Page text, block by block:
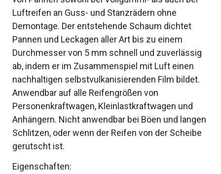
Luftreifen an Guss- und Stanzrädern ohne
Demontage. Der entstehende Schaum dichtet
Pannen und Leckagen aller Art bis zu einem
Durchmesser von 5 mm schnell und zuverlässig
ab, indem er im Zusammenspiel mit Luft einen
nachhaltigen selbstvulkanisierenden Film bildet.
Anwendbar auf alle Reifengrößen von
Personenkraftwagen, Kleinlastkraftwagen und
Anhängern. Nicht anwendbar bei Böen und langen
Schlitzen, oder wenn der Reifen von der Scheibe
gerutscht ist.
Eigenschaften: